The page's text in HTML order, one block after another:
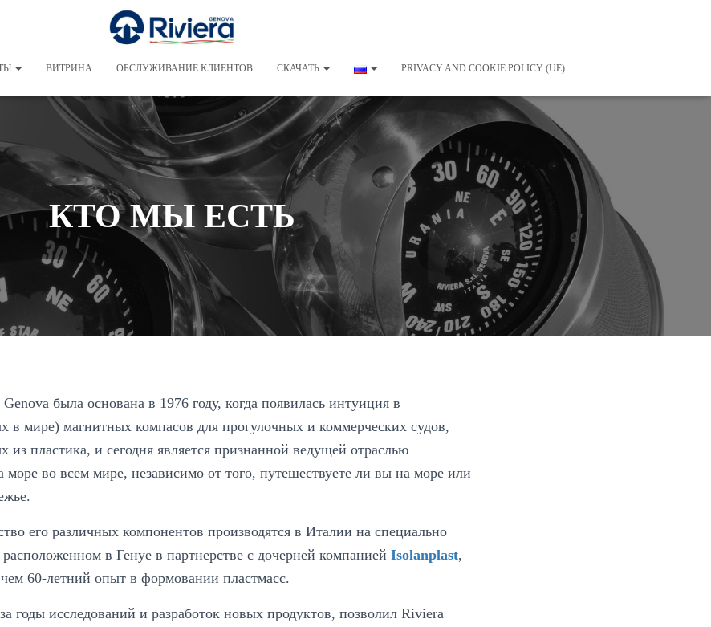
BИTPИHA ОБСЛУЖИВАНИЕ КЛИЕНТОВ СКАЧАТЬ PRIVACY AND COOKIE POLICY (UE)
КТО МЫ ЕСТЬ
была основана в 1976 году, когда появилась интуиция в
в мире) магнитных компасов для прогулочных и коммерческих судов,
из пластика, и сегодня является признанной ведущей отраслью
море во всем мире, независимо от того, путешествуете ли вы на море или
его различных компонентов производятся в Италии на специально
в Генуе в партнерстве с дочерней компанией Isolanplast,
чем 60-летний опыт в формовании пластмасс.
годы исследований и разработок новых продуктов, позволил Riviera